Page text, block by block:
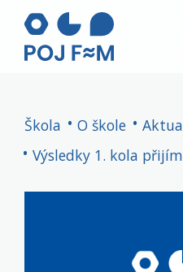
Škola O škole
Výsledky 1. kola